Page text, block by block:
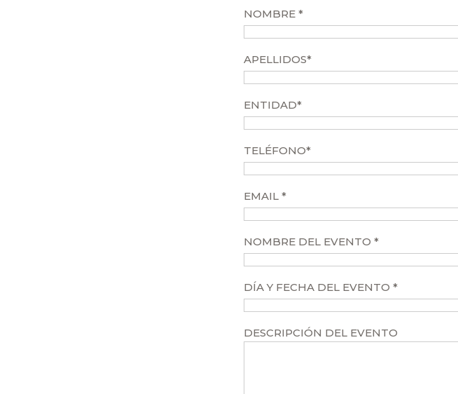
NOMBRE *
APELLIDOS*
ENTIDAD*
TELÉFONO*
EMAIL *
NOMBRE DEL EVENTO *
DÍA Y FECHA DEL EVENTO *
DESCRIPCIÓN DEL EVENTO